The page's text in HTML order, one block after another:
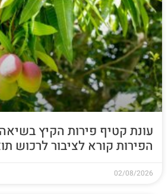
עונת קטיף פירות הקיץ
הפירות קורא לציבור לרכוש
02/08/2026